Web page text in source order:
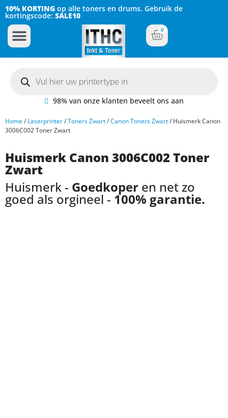
10% KORTING op alle toners en drums. Gebruik de
kortingscode: SALE10
0
98% van onze klanten beveelt ons aan
Home/ Laserprinter/Toners Zwart/Canon Toners Zwart/ Huismerk Canon
3006C002 Toner Zwart
Huismerk Canon 3006C002 Toner
Zwart
Huismerk - Goedkoper en net zo
goed als orgineel - 100% garantie.